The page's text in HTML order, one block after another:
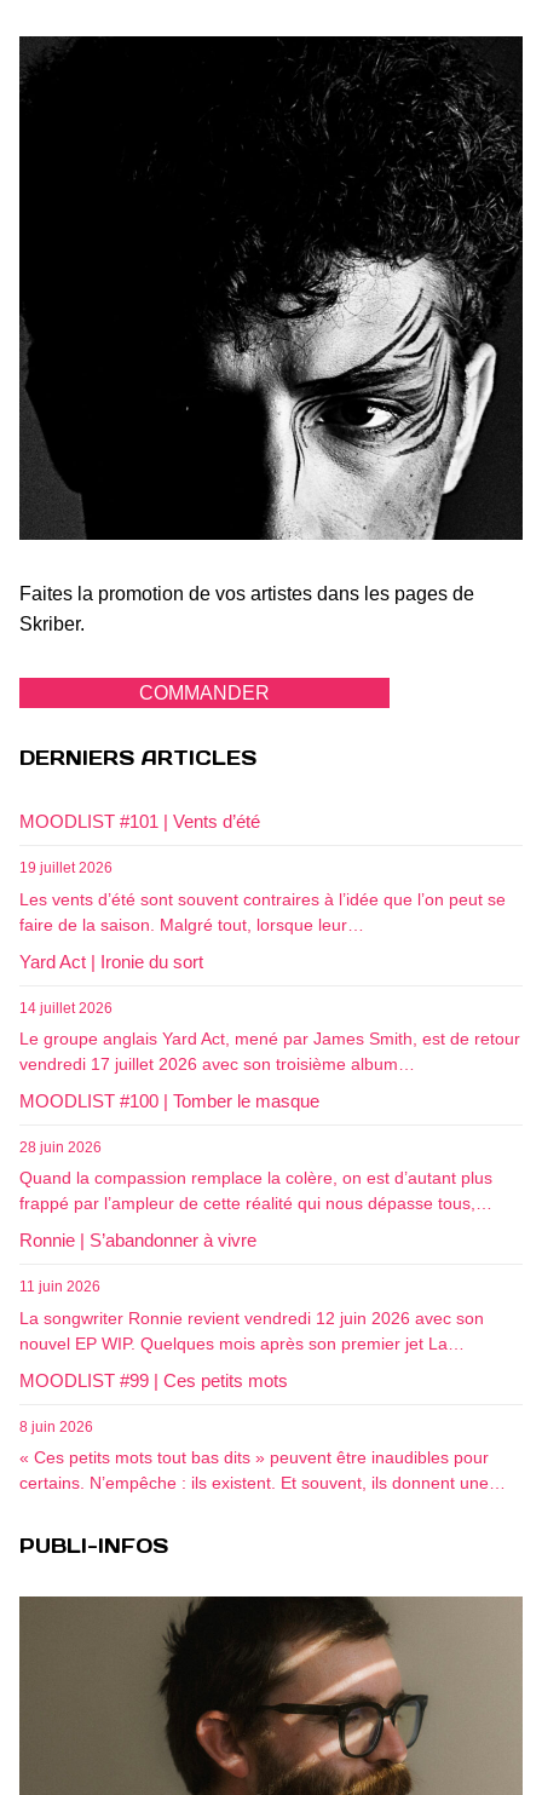
Faites la promotion de vos artistes dans les pages de
Skriber.
COMMANDER
DERNIERS ARTICLES
MOODLIST #101 | Vents d’été
19 juillet 2026
Les vents d’été sont souvent contraires à l’idée que l’on peut se
faire de la saison. Malgré tout, lorsque leur…
Yard Act | Ironie du sort
14 juillet 2026
Le groupe anglais Yard Act, mené par James Smith, est de retour
vendredi 17 juillet 2026 avec son troisième album…
MOODLIST #100 | Tomber le masque
28 juin 2026
Quand la compassion remplace la colère, on est d’autant plus
frappé par l’ampleur de cette réalité qui nous dépasse tous,…
Ronnie | S’abandonner à vivre
11 juin 2026
La songwriter Ronnie revient vendredi 12 juin 2026 avec son
nouvel EP WIP. Quelques mois après son premier jet La…
MOODLIST #99 | Ces petits mots
8 juin 2026
« Ces petits mots tout bas dits » peuvent être inaudibles pour
certains. N’empêche : ils existent. Et souvent, ils donnent une…
PUBLI-INFOS